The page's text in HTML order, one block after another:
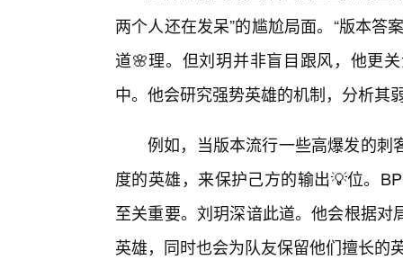
两个人还在发呆”的尴尬局面。“版本答
道🌸理。但刘玥并非盲目跟风，他更
中。他会研究强势英雄的机制，分析其
例如，当版本流行一些高爆发的刺
度的英雄，来保护己方的输出💡位。
至关重要。刘玥深谙此道。他会根据
英雄，同时也会为队友保留他们擅长的